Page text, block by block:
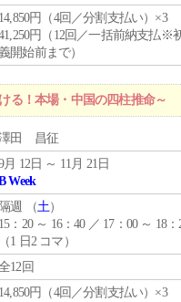
14,850円（4回／分割支払い）×3
円（12回／一括前納支払※
開始前まで）
る！本場・中国の四柱推命～
田 昌征
月 12日 ～ 11月 21日
Week
隔週 （土）
15：20 ～ 16：40 ／ 17：00 ～ 18：
（1 日2 コマ）
12回
14,850円（4回／分割支払い）×3